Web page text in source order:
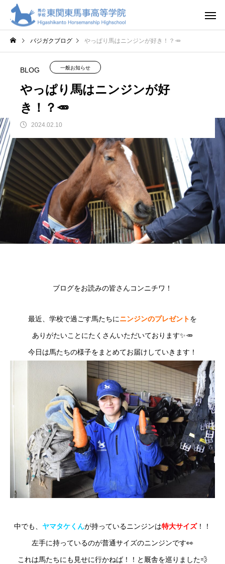
バジガクブログ やっぱり馬はニンジンが好き！？🥕
BLOG 一般お知らせ
やっぱり馬はニンジンが好
き！？🥕
2024.02.10
ブログをお読みの皆さんコンニチワ！
最近、学校で過ごす馬たちにニンジンのプレゼントを
ありがたいことにたくさんいただいております✨🥕
今日は馬たちの様子をまとめてお届けしていきます！
中でも、 ヤマタケくんが持っているニンジンは特大サイズ！！
左手に持っているのが普通サイズのニンジンです👀
これは馬たちにも見せに行かねば！！と厩舎を巡りました💨